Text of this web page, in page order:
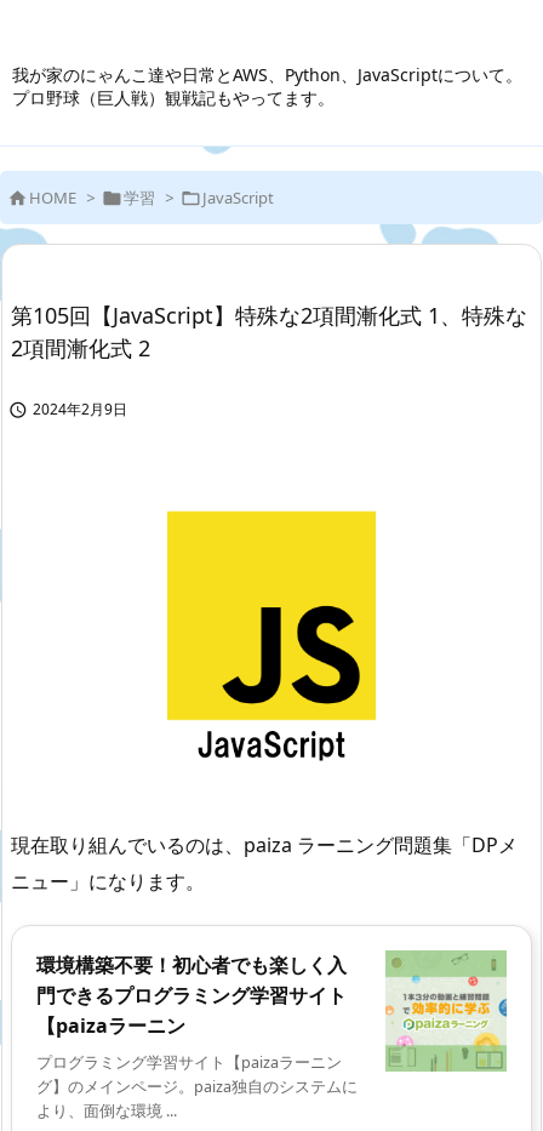
我が家のにゃんこ達や日常とAWS、Python、JavaScriptについて。
プロ野球（巨人戦）観戦記もやってます。
 HOME > 学習 > JavaScript
第105回【JavaScript】特殊な2項間漸化式 1、特殊な
2項間漸化式 2
 2024年2月9日
現在取り組んでいるのは、paiza ラーニング問題集「DPメ
ニュー」になります。
環境構築不要！初心者でも楽しく入
門できるプログラミング学習サイト
【paizaラーニン
プログラミング学習サイト【paizaラーニン
グ】のメインページ。paiza独自のシステムに
より、面倒な環境 ...